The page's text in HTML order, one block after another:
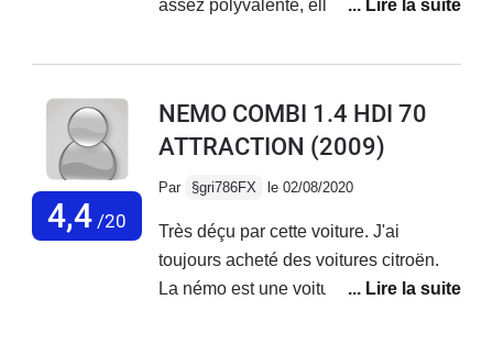
huitre c est terminé, plus confiance..
assez polyvalente, elle a une geule
consommation ridicule et une bonne
défaut comme le moteur qui manque
cruellement de puissance et la tenue
moyen et les suspensions
inexistantes, le plastique a l'intérieur
est fragile et de mauvaise qualité. Mais
4,4 /20
NEMO COMBI 1.4 HDI 70
ATTRACTION (2009)
Par §gri786FX le 02/08/2020
Très déçu par cette voiture. J'ai
toujours acheté des voitures citroën.
La némo est une voiture "gadget", tout